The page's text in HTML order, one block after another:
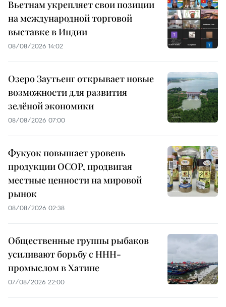
Вьетнам укрепляет свои позиции
на международной торговой
выставке в Индии
08/08/2026 14:02
Озеро Заутьенг открывает новые
возможности для развития
зелёной экономики
08/08/2026 07:00
Фукуок повышает уровень
продукции OCOP, продвигая
местные ценности на мировой
рынок
08/08/2026 02:38
Общественные группы рыбаков
усиливают борьбу с ННН-
промыслом в Хатине
07/08/2026 22:00